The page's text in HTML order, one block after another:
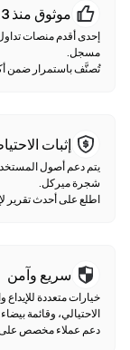
التحقق من الهوية.
بك، واختر نسبة
هناك رسوم غاز
موثوق منذ 2013
تُصنَّف باستمرار ضمن
إثبات
اطلع على أحدث تقرير
سريع وآمن
دعم عملاء مخصص على